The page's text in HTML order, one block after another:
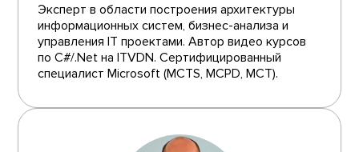
Эксперт в области построения архитектуры
информационных систем, бизнес-анализа и
управления IT проектами. Автор видео курсов
по C#/.Net на ITVDN. Сертифицированный
специалист Microsoft (MCTS, MCPD, MCT).